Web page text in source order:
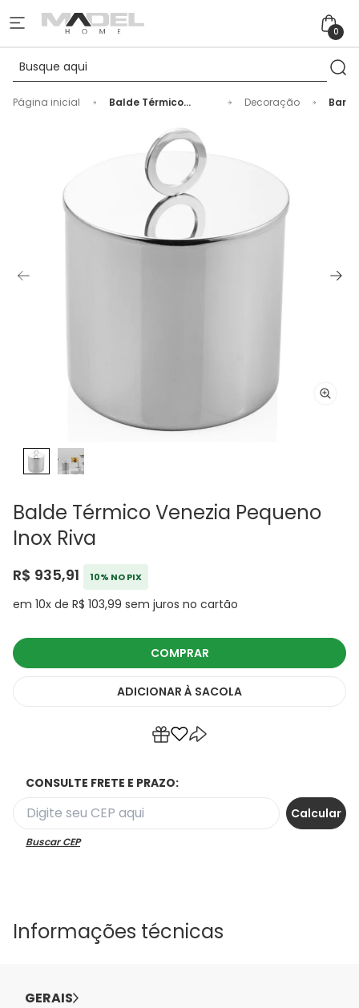
0
Página inicial
Balde Térmico
Decoração Bar
Balde Térmico Venezia Pequeno
Inox Riva
R$ 935,91 10% NO PIX
em 10x de R$ 103,99 sem juros no cartão
COMPRAR
ADICIONAR À SACOLA
CONSULTE FRETE E PRAZO:
Buscar CEP
Informações técnicas
GERAIS